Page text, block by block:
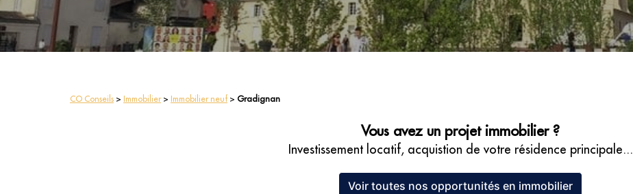
CO Conseils > Immobilier> Immobilier neuf > Gradignan
Vous avez un projet immobilier ?
Investissement locatif, acquistion de votre résidence principale...
Voir toutes nos opportunités en immobilier